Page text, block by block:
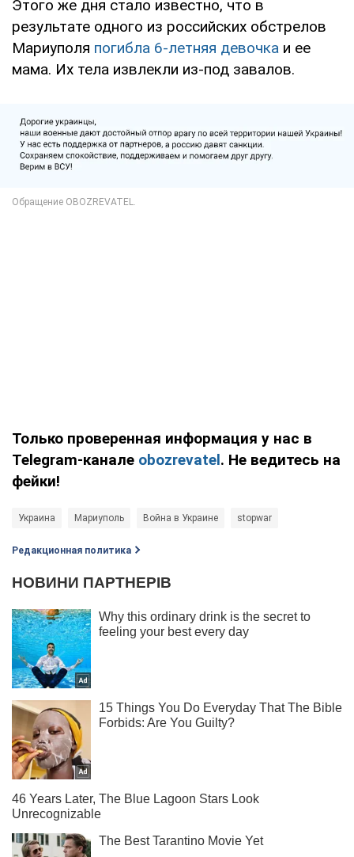
Этого же дня стало известно, что в
результате одного из российских обстрелов
Мариуполя погибла 6-летняя девочка и ее
мама. Их тела извлекли из-под завалов.
Только проверенная информация у нас в
Telegram-канале obozrevatel. Не ведитесь на
фейки!
Украина Мариуполь Война в Украине stopwar
Редакционная политика